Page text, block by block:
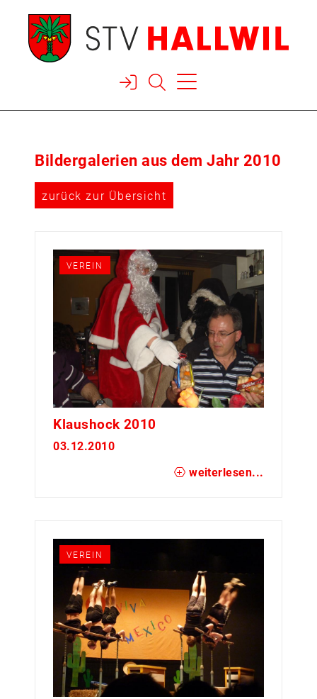
  
Bildergalerien aus dem Jahr 2010
zurück zur Übersicht
VEREIN
Klaushock 2010
03.12.2010
weiterlesen...
VEREIN